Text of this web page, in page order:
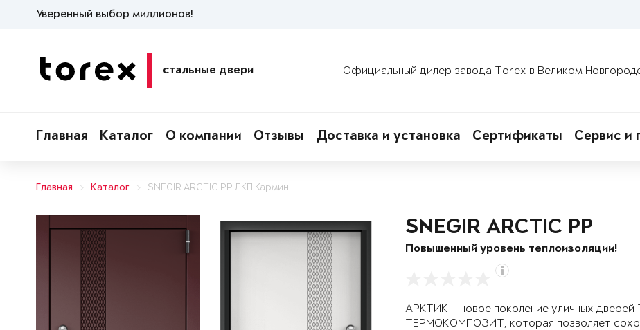
Уверенный выбор миллионов!
стальные двери Официальный дилер завода Torex в Великом
Главная Каталог О компании Отзывы Доставка и установка Сертификаты Сервис и
Главная Каталог SNEGIR ARCTIC PP ЛКП Кармин
SNEGIR ARCTIC PP
Повышенный уровень теплоизоляции!
АРКТИК – новое поколение уличных дверей
ТЕРМОКОМПОЗИТ, которая позволяет